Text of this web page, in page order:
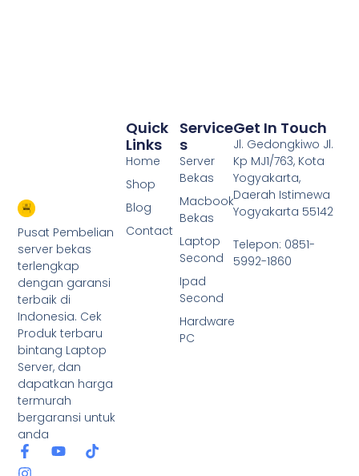
Pusat Pembelian
server bekas
terlengkap
dengan garansi
terbaik di
Indonesia. Cek
Produk terbaru
bintang Laptop
Server, dan
dapatkan harga
termurah
bergaransi untuk
anda
Service
S
Server
Bekas
Macbook
Bekas
Laptop
Second
Ipad
Second
Hardware
PC
Quick
Links
Home
Shop
Blog
Contact
Get In Touch
Jl. Gedongkiwo Jl.
Kp MJ1/763, Kota
Yogyakarta,
Daerah Istimewa
Yogyakarta 55142
Telepon: 0851-
5992-1860